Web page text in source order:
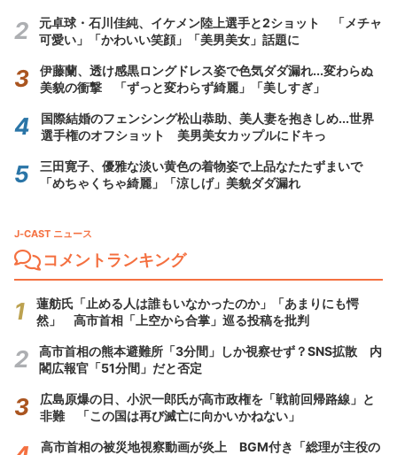
元卓球・石川佳純、イケメン陸上選手と2ショット 「メチャ
可愛い」「かわいい笑顔」「美男美女」話題に
伊藤蘭、透け感黒ロングドレス姿で色気ダダ漏れ...変わらぬ
美貌の衝撃 「ずっと変わらず綺麗」「美しすぎ」
国際結婚のフェンシング松山恭助、美人妻を抱きしめ...世界
選手権のオフショット 美男美女カップルにドキっ
三田寛子、優雅な淡い黄色の着物姿で上品なたたずまいで
「めちゃくちゃ綺麗」「涼しげ」美貌ダダ漏れ
J-CAST ニュース
コメントランキング
蓮舫氏「止める人は誰もいなかったのか」「あまりにも愕
然」 高市首相「上空から合掌」巡る投稿を批判
高市首相の熊本避難所「3分間」しか視察せず？SNS拡散 内
閣広報官「51分間」だと否定
広島原爆の日、小沢一郎氏が高市政権を「戦前回帰路線」と
非難 「この国は再び滅亡に向かいかねない」
高市首相の被災地視察動画が炎上 BGM付き「総理が主役の